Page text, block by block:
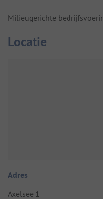
Milieugerichte
Locatie
Adres
Axelsee 1